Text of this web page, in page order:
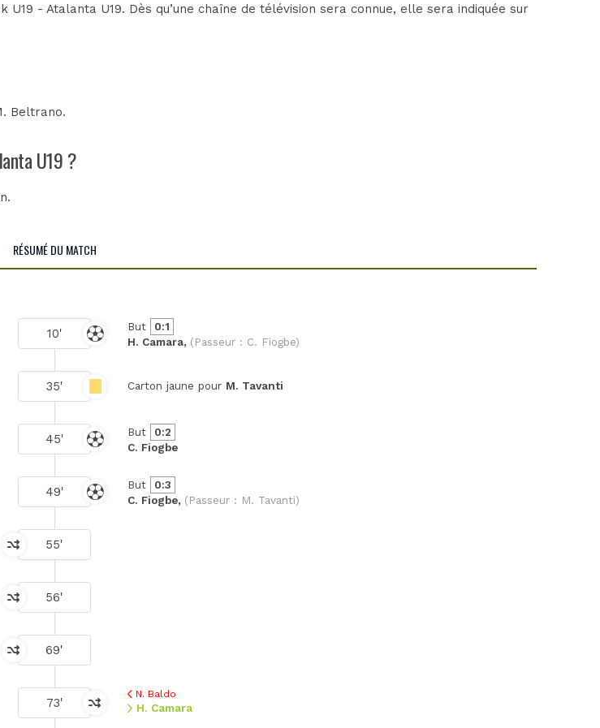
- Atalanta U19. Dès qu’une chaîne de télévision sera connue, elle sera indiquée sur
Beltrano.
U19 ?
.
RÉSUMÉ DU MATCH
10' But
0:1
H. Camara, (Passeur : C. Fiogbe)
35' Carton jaune pour M. Tavanti
45' But
0:2
C. Fiogbe
49' But
0:3
C. Fiogbe, (Passeur : M. Tavanti)
55'
56'
69'
73'
N. Baldo
H. Camara